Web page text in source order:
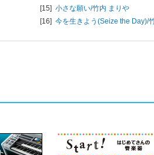
[15] 小さな願い/竹内 まりや
[16] 今を生きよう(Seize the Day)/